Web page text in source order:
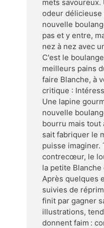
mets savoureux.
odeur délicieuse
nouvelle
pas et y entre,
nez à nez avec
C'est le
meilleurs pains
faire Blanche, à
critique :
Une lapine
nouvelle
bourru mais tout
sait fabriquer le
puisse imaginer.
contrecœur, le
la petite
Après quelques
suivies de
finit par gagner
illustrations,
donnent faim :